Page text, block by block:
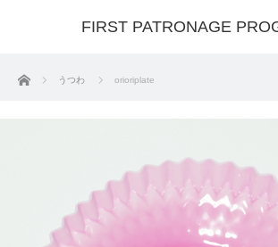
FIRST PATRONAGE
ホーム うつわ orioriplate